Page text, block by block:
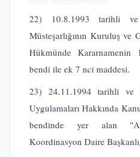
22) 10.8.1993 tarihli
Müsteşarlığının Kuruluş ve
Hükmünde
bendi ile ek 7 nci maddesi.
23) 24.11.1994 tarihli ve
Uygulamaları Hakkında
bendinde yer alan
Koordinasyon Daire